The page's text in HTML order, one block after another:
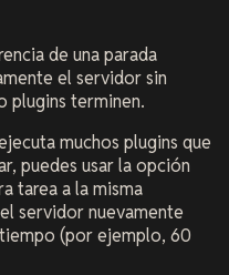
de una parada
el servidor sin
plugins terminen.
muchos plugins que
puedes usar la opción
tarea a la misma
servidor nuevamente
(por ejemplo, 60